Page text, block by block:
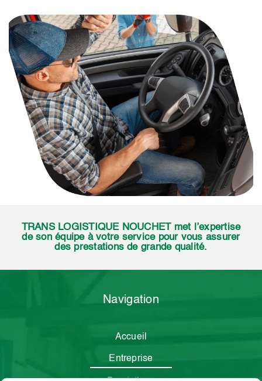
TRANS LOGISTIQUE NOUCHET met l’expertise
de son équipe à votre service pour vous assurer
des prestations de grande qualité.
Navigation
Accueil
Entreprise